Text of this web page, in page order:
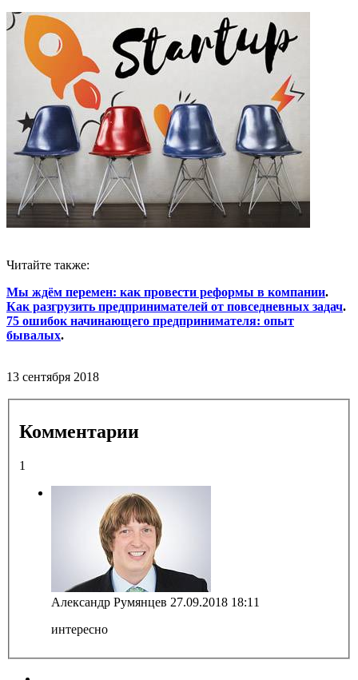
Читайте также:
Мы ждём перемен: как провести реформы в компании.
Как разгрузить предпринимателей от повседневных задач.
75 ошибок начинающего предпринимателя: опыт
бывалых.
13 сентября 2018
Комментарии
1
Александр Румянцев 27.09.2018 18:11
интересно